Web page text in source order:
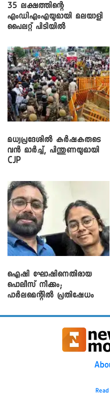
35 ലക്ഷത്തിന്റെ
എംഡിഎംഎയുമായി മലയാളി
പൈലറ്റ് പിടിയിൽ
മധ്യപ്രദേശിൽ കർഷകരുടെ
വൻ മാർച്ച്, പിന്തുണയുമായി
CJP
ഐഷി ഘോഷിനെതിരായ
പൊലീസ് നീക്കം;
പാര്‍ലമെന്റിൽ പ്രതിഷേധം